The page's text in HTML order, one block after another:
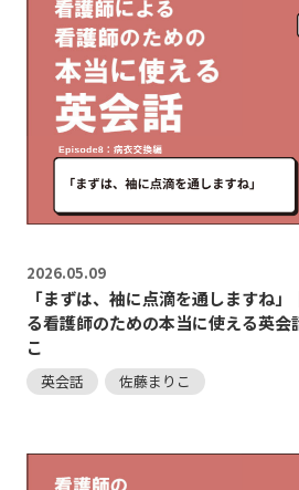
2026.05.09
「まずは、袖に点滴を通しますね
る看護師のための本当に使える英会
こ
英会話 佐藤まりこ